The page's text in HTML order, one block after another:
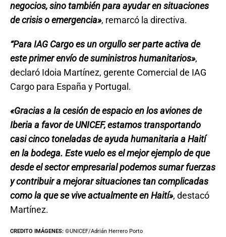
negocios, sino también para ayudar en situaciones
de crisis o emergencia», remarcó la directiva.
“Para IAG Cargo es un orgullo ser parte activa de
este primer envío de suministros humanitarios»,
declaró Idoia Martínez, gerente Comercial de IAG
Cargo para España y Portugal.
«Gracias a la cesión de espacio en los aviones de
Iberia a favor de UNICEF, estamos transportando
casi cinco toneladas de ayuda humanitaria a Haití
en la bodega. Este vuelo es el mejor ejemplo de que
desde el sector empresarial podemos sumar fuerzas
y contribuir a mejorar situaciones tan complicadas
como la que se vive actualmente en Haití», destacó
Martínez.
CREDITO IMÁGENES: ©UNICEF/Adrián Herrero Porto